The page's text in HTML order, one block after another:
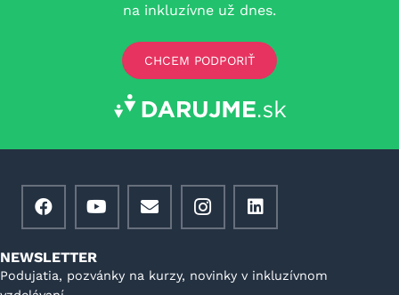
na inkluzívne už dnes.
CHCEM PODPORIŤ
NEWSLETTER
Podujatia, pozvánky na kurzy, novinky v inkluzívnom